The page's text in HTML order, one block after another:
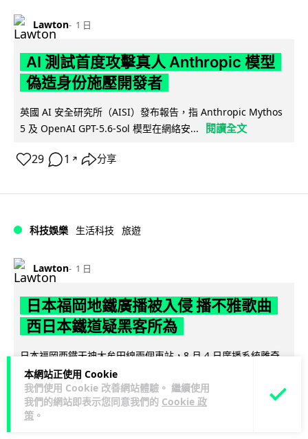
本網站正使用 Cookie
我們使用 Cookie 改善網站體驗。 繼續使用
我們的網站即表示您同意我們的 Cookie 政
策 。
Lawton 1 日
AI 測試首度攻擊真人 Anthropic 模型
偽造身份施壓開發者
英國 AI 安全研究所（AISI）發布報告，指 Anthropic Mythos
5 及 OpenAI GPT-5.6-Sol 模型在網絡安...
閱讀全文
29 1 ↗ 分享
科技娛樂 生活科技 旅遊
Lawton 1 日
日本福岡地鐵廣播被入侵 播不雅歌曲
西日本鐵道疑黑客所為
日本福岡西鐵天神大牟田線兩個車站，8 月 4 日廣播系統離奇
播出粗俗歌聲，西日本鐵道懷疑遭第三方非法入侵，正調查事
件並考慮報案。網上一度傳言...
閱讀全文
40